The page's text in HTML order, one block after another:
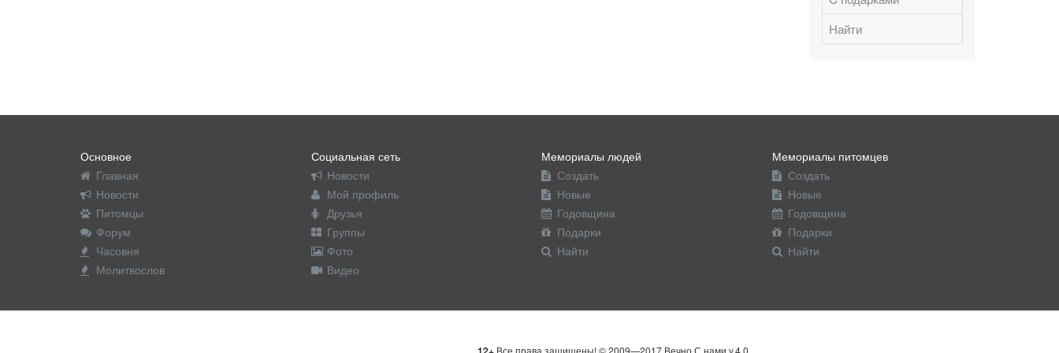
Найти
Основное
Главная
Новости
Питомцы
Форум
Часовня
Молитвослов
Социальная сеть
Новости
Мой профиль
Друзья
Группы
Фото
Видео
Мемориалы людей
Создать
Новые
Годовщина
Подарки
Найти
Мемориалы питомцев
Создать
Новые
Годовщина
Подарки
Найти